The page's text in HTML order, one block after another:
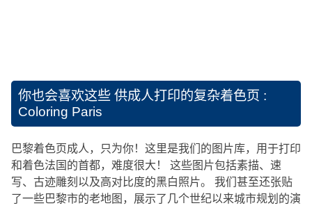
你也会喜欢这些 供成人打印的复杂着色页 :
Coloring Paris
巴黎着色页成人，只为你！这里是我们的图片库，用于打印
和着色法国的首都，难度很大！ 这些图片包括素描、速
写、古迹雕刻以及高对比度的黑白照片。 我们甚至还张贴
了一些巴黎市的老地图，展示了几个世纪以来城市规划的演